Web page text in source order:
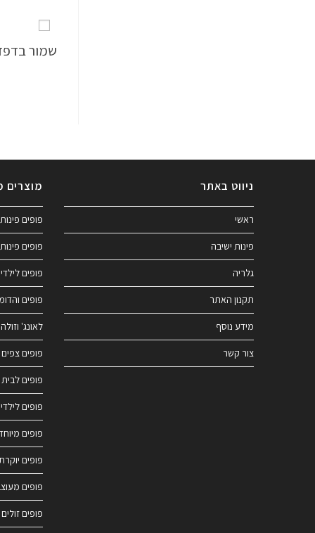
שמור
ניווט באתר
ראשי
פינות ישיבה
גלריה
תקנון האתר
מידע נוסף
צור קשר
מוצרים
פופים
פופים
פופים
פופים
לאונג' וזולה
פופים
פופים לבית
פופים
פופים
פופים
פופים
פופים זולים